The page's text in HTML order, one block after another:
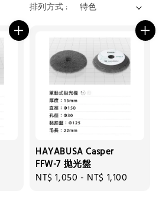
排列方式 :
HAYABUSA Casper
FFW-7 拋光盤
Regular
NT$ 1,050 - NT$ 1,100